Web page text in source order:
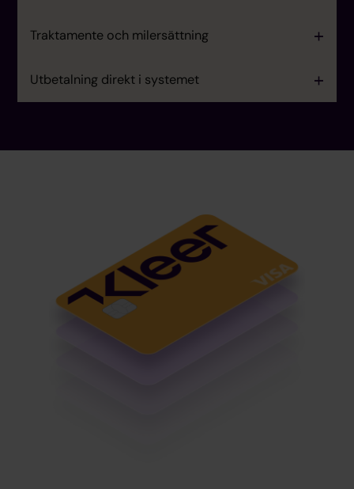
Traktamente och milersättning
Utbetalning direkt i systemet